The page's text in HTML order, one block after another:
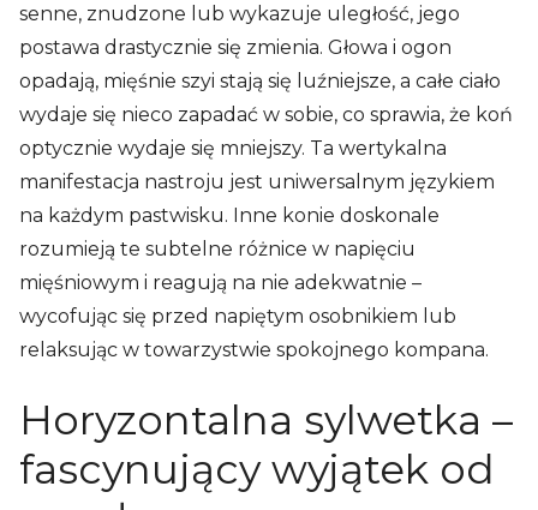
senne, znudzone lub wykazuje uległość, jego
postawa drastycznie się zmienia. Głowa i ogon
opadają, mięśnie szyi stają się luźniejsze, a całe ciało
wydaje się nieco zapadać w sobie, co sprawia, że koń
optycznie wydaje się mniejszy. Ta wertykalna
manifestacja nastroju jest uniwersalnym językiem
na każdym pastwisku. Inne konie doskonale
rozumieją te subtelne różnice w napięciu
mięśniowym i reagują na nie adekwatnie –
wycofując się przed napiętym osobnikiem lub
relaksując w towarzystwie spokojnego kompana.
Horyzontalna sylwetka –
fascynujący wyjątek od